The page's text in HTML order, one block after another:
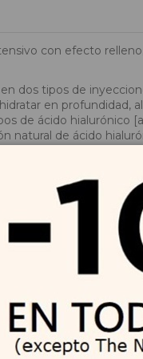
con efecto
dos tipos de
en profundidad,
de ácido
natural de ácido
sérum de ácido
de cinco
todas las capas de la
el interior, mejora
Japonica, rico
una barrera